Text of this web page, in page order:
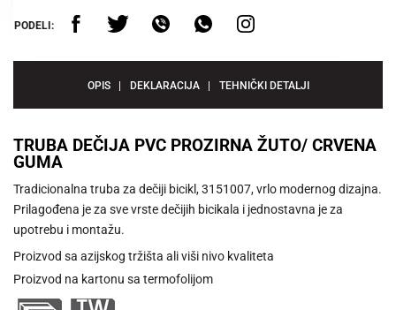
PODELI:
OPIS DEKLARACIJA TEHNIČKI DETALJI
TRUBA DEČIJA PVC PROZIRNA ŽUTO/ CRVENA
GUMA
Tradicionalna truba za dečiji bicikl, 3151007, vrlo modernog dizajna.
Prilagođena je za sve vrste dečijih bicikala i jednostavna je za
upotrebu i montažu.
Proizvod sa azijskog tržišta ali viši nivo kvaliteta
Proizvod na kartonu sa termofolijom